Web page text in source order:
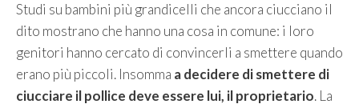
Studi su bambini più grandicelli che ancora ciucciano il
dito mostrano che hanno una cosa in comune: i loro
genitori hanno cercato di convincerli a smettere quando
erano più piccoli. Insomma a decidere di smettere di
ciucciare il pollice deve essere lui, il proprietario. La